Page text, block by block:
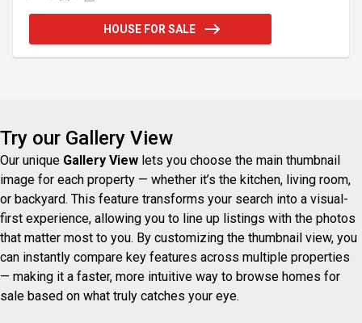
et 2 chambres à l'étage, avec possibilité
d'aménager une 4e chambre au sous-sol selon vos
HOUSE FOR SALE
Try our Gallery View
Our unique Gallery View lets you choose the main thumbnail
image for each property — whether it’s the kitchen, living room,
or backyard. This feature transforms your search into a visual-
first experience, allowing you to line up listings with the photos
that matter most to you. By customizing the thumbnail view, you
can instantly compare key features across multiple properties
— making it a faster, more intuitive way to browse homes for
sale based on what truly catches your eye.